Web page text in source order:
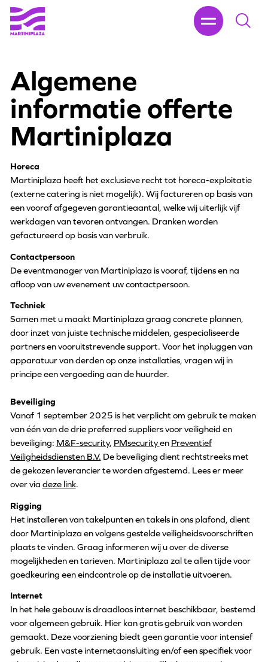
Algemene
informatie offerte
Martiniplaza
Horeca
Martiniplaza heeft het exclusieve recht tot horeca-exploitatie
(externe catering is niet mogelijk). Wij factureren op basis van
een vooraf afgegeven garantieaantal, welke wij uiterlijk vijf
werkdagen van tevoren ontvangen. Dranken worden
gefactureerd op basis van verbruik.
Contactpersoon
De eventmanager van Martiniplaza is vooraf, tijdens en na
afloop van uw evenement uw contactpersoon.
Techniek
Samen met u maakt Martiniplaza graag concrete plannen,
door inzet van juiste technische middelen, gespecialiseerde
partners en vooruitstrevende support. Voor het inpluggen van
apparatuur van derden op onze installaties, vragen wij in
principe een vergoeding aan de huurder.
Beveiliging
Vanaf 1 september 2025 is het verplicht om gebruik te maken
van één van de drie preferred suppliers voor veiligheid en
beveiliging: M&F-security, PMsecurityen Preventief
Veiligheidsdiensten B.V. De beveiliging dient rechtstreeks met
de gekozen leverancier te worden afgestemd. Lees er meer
over via deze link.
Rigging
Het installeren van takelpunten en takels in ons plafond, dient
door Martiniplaza en volgens gestelde veiligheidsvoorschriften
plaats te vinden. Graag informeren wij u over de diverse
mogelijkheden en tarieven. Martiniplaza zal te allen tijde voor
goedkeuring een eindcontrole op de installatie uitvoeren.
Internet
In het hele gebouw is draadloos internet beschikbaar, bestemd
voor algemeen gebruik. Hier kan gratis gebruik van worden
gemaakt. Deze voorziening biedt geen garantie voor intensief
gebruik. Een vaste internetaansluiting en/of een specifiek voor